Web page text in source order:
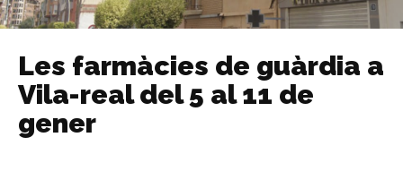
Les farmàcies de guàrdia a
Vila-real del 5 al 11 de
gener